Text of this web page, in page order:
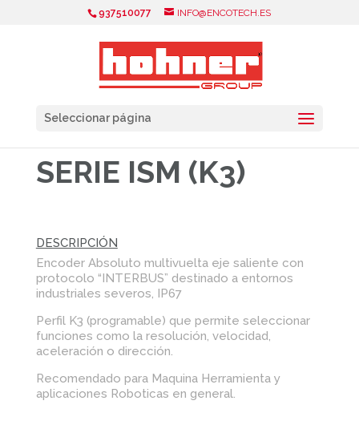
937510077 INFO@ENCOTECH.ES
Seleccionar página
SERIE ISM (K3)
DESCRIPCIÓN
Encoder Absoluto multivuelta eje saliente con
protocolo “INTERBUS” destinado a entornos
industriales severos, IP67
Perfil K3 (programable) que permite seleccionar
funciones como la resolución, velocidad,
aceleración o dirección.
Recomendado para Maquina Herramienta y
aplicaciones Roboticas en general.